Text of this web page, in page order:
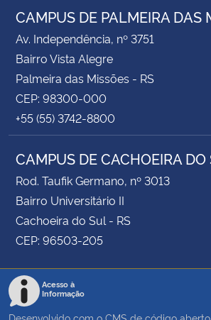
CAMPUS DE PALMEIRA DAS
Av. Independência, nº 3751
Bairro Vista Alegre
Palmeira das Missões - RS
CEP: 98300-000
+55 (55) 3742-8800
CAMPUS DE CACHOEIRA DO
Rod. Taufik Germano, nº 3013
Bairro Universitário II
Cachoeira do Sul - RS
CEP: 96503-205
Acesso à
Informação